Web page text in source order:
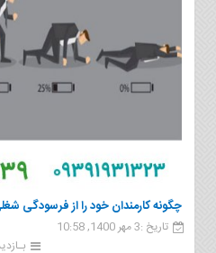
چگونه کارمندان خود را از فرسودگی
تاریخ :3 مهر 1400, 10:58
بـازدید :